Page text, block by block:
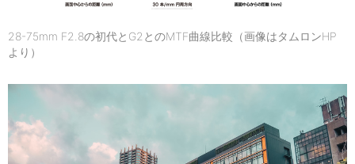
28-75mm F2.8の初代とG2とのMTF曲線比較（画像はタムロンHP
より）